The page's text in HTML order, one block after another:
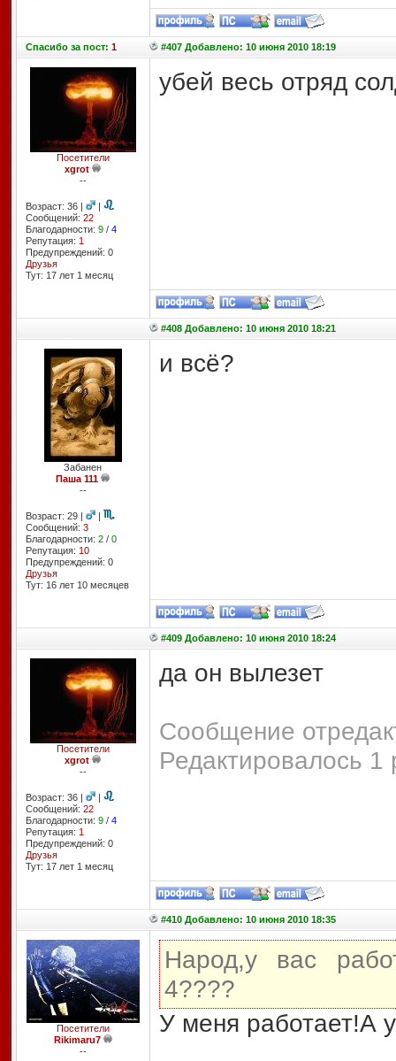
Спасибоза пост: 1 #407 Добавлено: 10 июня 2010 18:19
Посетители
xgrot
--
Возраст: 36 |
|
Сообщений: 22
Благодарности: 9/ 4
Репутация: 1
Предупреждений: 0
Друзья
Тут: 17 лет 1 месяц
убей весь отряд
#408 Добавлено: 10 июня 2010 18:21
Забанен
Паша 111
--
Возраст: 29 |
|
Сообщений: 3
Благодарности: 2/ 0
Репутация: 10
Предупреждений: 0
Друзья
Тут: 16 лет 10 месяцев
и всё?
#409 Добавлено: 10 июня 2010 18:24
Посетители
xgrot
--
Возраст: 36 |
|
Сообщений: 22
Благодарности: 9/ 4
Репутация: 1
Предупреждений: 0
Друзья
Тут: 17 лет 1 месяц
да он вылезет
Сообщение
Редактировалось 1
#410 Добавлено: 10 июня 2010 18:35
Посетители
Rikimaru7
--
Народ,у вас
4????
У меня работает!А